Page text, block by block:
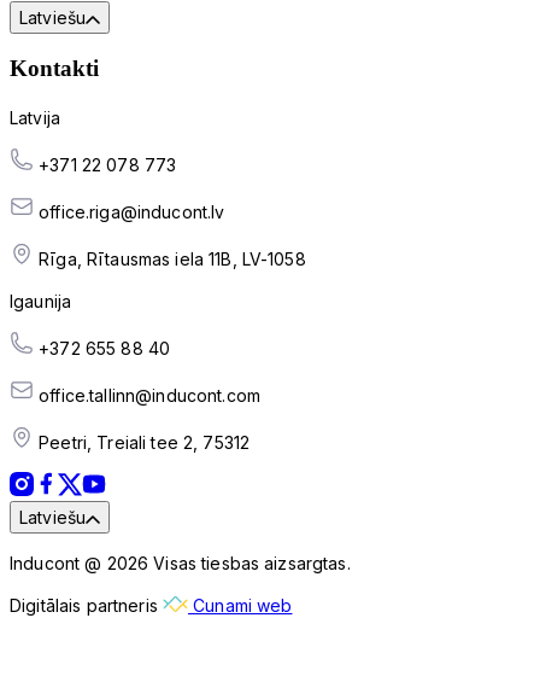
Latviešu
Kontakti
Latvija
+371 22 078 773
office.riga@inducont.lv
Rīga, Rītausmas iela 11B, LV-1058
Igaunija
+372 655 88 40
office.tallinn@inducont.com
Peetri, Treiali tee 2, 75312
Latviešu
Inducont @ 2026 Visas tiesbas aizsargtas.
Digitālais partneris Cunami web